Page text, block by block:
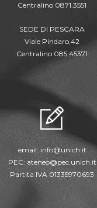
Centralino 0871.3551
SEDE DI PESCARA
Viale Pindaro,42
Centralino 085.45371
email: info@unich.it
PEC: ateneo@pec.unich.it
Partita IVA 01335970693